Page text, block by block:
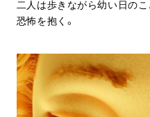
二人は歩きながら幼い日の
恐怖を抱く。